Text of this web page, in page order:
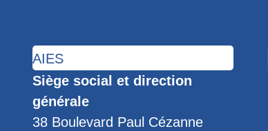
AIES
Siège social et direction
générale
38 Boulevard Paul Cézanne